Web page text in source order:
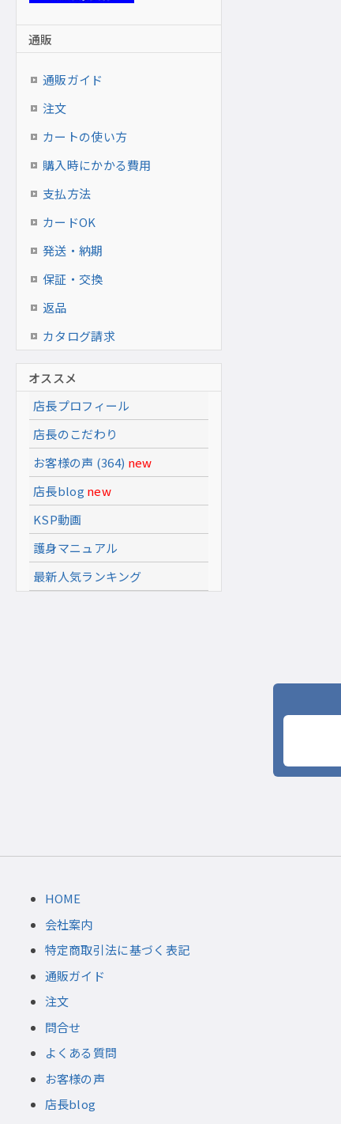
通販
通販ガイド
注文
カートの使い方
購入時にかかる費用
支払方法
カードOK
発送・納期
保証・交換
返品
カタログ請求
オススメ
店長プロフィール
店長のこだわり
お客様の声 (364) new
店長blog new
KSP動画
護身マニュアル
最新人気ランキング
HOME
会社案内
特定商取引法に基づく表記
通販ガイド
注文
問合せ
よくある質問
お客様の声
店長blog